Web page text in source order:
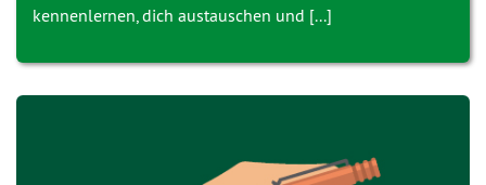
kennenlernen, dich austauschen und [...]